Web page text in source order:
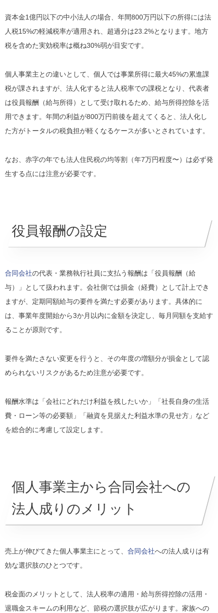
資本金1億円以下の中小法人の場合、年間800万円以下の所得には法
人税15%の軽減税率が適用され、超過分は23.2%となります。地方
税を含めた実効税率は概ね30%弱が目安です。
個人事業主との違いとして、個人では事業所得に最大45%の累進課
税が課されますが、法人化すると法人税率での課税となり、代表者
は役員報酬（給与所得）として受け取れるため、給与所得控除を活
用できます。年間の利益が800万円前後を超えてくると、法人化し
た方がトータルの税負担が軽くなるケースが多いとされています。
なお、赤字の年でも法人住民税の均等割（年7万円程度〜）は必ず発
生する点には注意が必要です。
役員報酬の設定
合同会社の代表・業務執行社員に支払う報酬は「役員報酬（給
与）」として扱われます。会社側では損金（経費）として計上でき
ますが、定期同額給与の要件を満たす必要があります。具体的に
は、事業年度開始から3か月以内に金額を決定し、毎月同額を支給す
ることが原則です。
要件を満たさない変更を行うと、その年度の増額分が損金として認
められないリスクがあるため注意が必要です。
報酬水準は「会社にどれだけ利益を残したいか」「社長自身の生活
費・ローン等の必要額」「融資を見据えた利益水準の見せ方」など
を総合的に考慮して設定します。
個人事業主から合同会社への
法人成りのメリット
売上が伸びてきた個人事業主にとって、 合同会社への法人成りは有
効な選択肢のひとつです。
税金面のメリットとして、法人税率の適用・給与所得控除の活用・
退職金スキームの利用など、節税の選択肢が広がります。家族への